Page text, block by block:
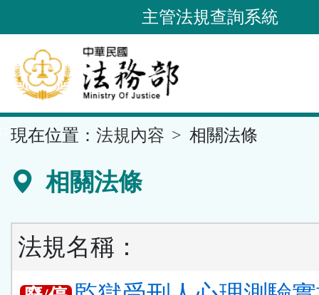
到
要
內
容
區
主管法規查詢系統
現在位置： 法規內容 相關法條
相關法條
法規名稱：